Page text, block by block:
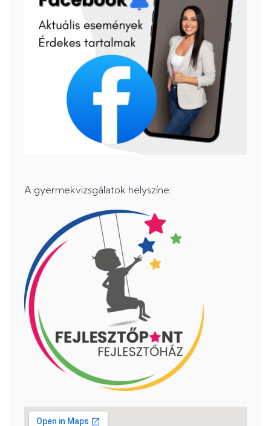
A gyermekvizsgálatok helyszíne: